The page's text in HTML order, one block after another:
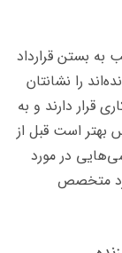
به بستن قرارداد
را نشانتان
قرار دارند و به
بهتر است قبل از
در مورد
متخصص